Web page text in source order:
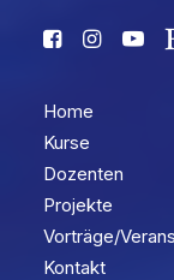
Home
Kurse
Dozenten
Projekte
Vorträge/
Kontakt